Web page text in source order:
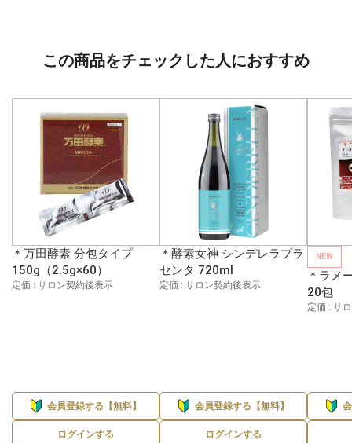
この商品をチェックした人におすすめ
＊万田酵素 分包タイプ
150g（2.5g×60）
定価 : サロン契約後表示
会員登録する【無料】
ログインする
＊酵素女神 シンデレラプラ
センタ 720ml
定価 : サロン契約後表示
会員登録する【無料】
ログインする
NEW
＊ラメ
20包
定価 : サ